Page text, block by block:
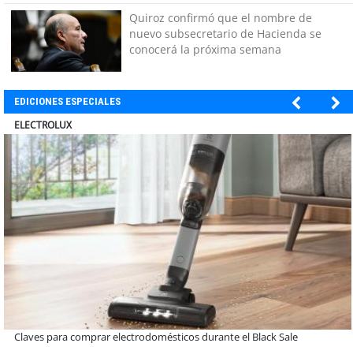
Quiroz confirmó que el nombre de
nuevo subsecretario de Hacienda se
conocerá la próxima semana
EDICIONES ESPECIALES
MUTUAL
A dos años de la Ley Karin: especialistas afirman que el desafío es